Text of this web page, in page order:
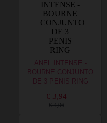
ANEL INTENSE -
BOURNE CONJUNTO
DE 3 PENIS RING
€ 3,94
€ 4,96